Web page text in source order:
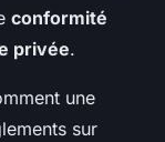
conformité
privée.
une
sur